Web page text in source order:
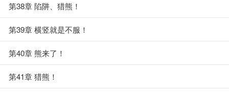
第38章 陷阱、猎熊！
第39章 横竖就是不服！
第40章 熊来了！
第41章 猎熊！